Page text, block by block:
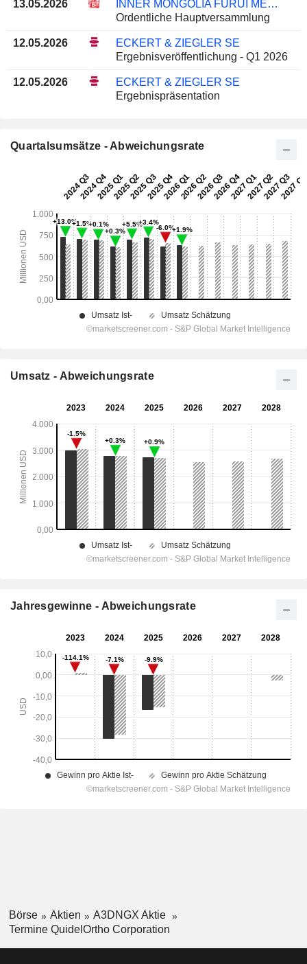
13.05.2026
INNER MONGOLIA FURUI MEDICAL SCIENCE CO., LTD.
Ordentliche Hauptversammlung
12.05.2026
ECKERT & ZIEGLER SE
Ergebnisveröffentlichung - Q1 2026
12.05.2026
ECKERT & ZIEGLER SE
Ergebnispräsentation
Quartalsumsätze - Abweichungsrate
Umsatz - Abweichungsrate
Jahresgewinne - Abweichungsrate
Börse Aktien
A3DNGX Aktie
Termine QuidelOrtho Corporation